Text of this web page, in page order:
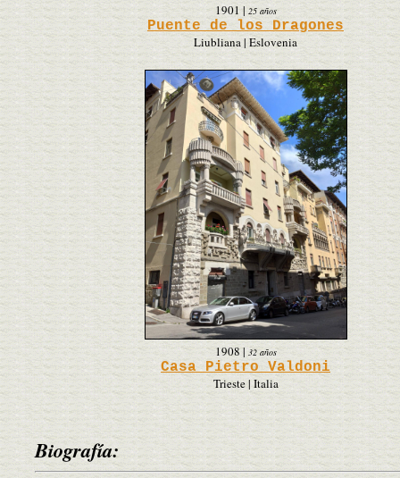
1901| 25 años
Puente de los Dragones
Liubliana | Eslovenia
1908| 32 años
Casa Pietro Valdoni
Trieste | Italia
Biografía: